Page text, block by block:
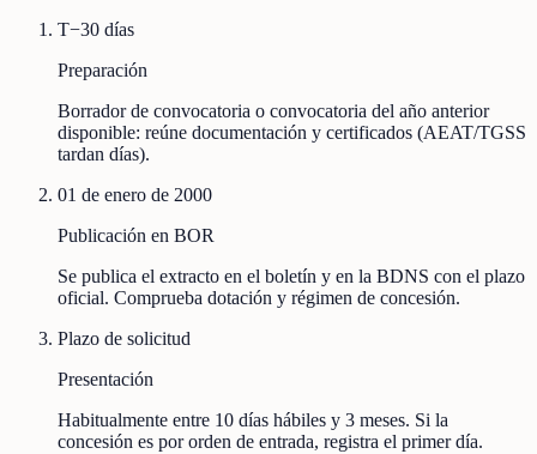
T−30 días
Preparación
Borrador de convocatoria o convocatoria del año anterior
disponible: reúne documentación y certificados (AEAT/TGSS
tardan días).
01 de enero de 2000
Publicación en BOR
Se publica el extracto en el boletín y en la BDNS con el plazo
oficial. Comprueba dotación y régimen de concesión.
Plazo de solicitud
Presentación
Habitualmente entre 10 días hábiles y 3 meses. Si la
concesión es por orden de entrada, registra el primer día.